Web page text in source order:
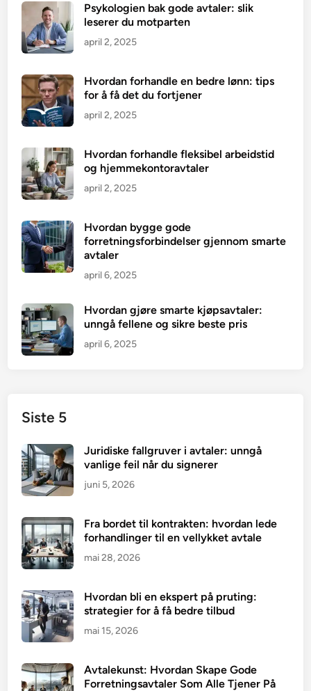
Psykologien bak gode avtaler: slik
leserer du motparten
april 2, 2025
Hvordan forhandle en bedre lønn: tips
for å få det du fortjener
april 2, 2025
Hvordan forhandle fleksibel arbeidstid
og hjemmekontoravtaler
april 2, 2025
Hvordan bygge gode
forretningsforbindelser gjennom smarte
avtaler
april 6, 2025
Hvordan gjøre smarte kjøpsavtaler:
unngå fellene og sikre beste pris
april 6, 2025
Siste 5
Juridiske fallgruver i avtaler: unngå
vanlige feil når du signerer
juni 5, 2026
Fra bordet til kontrakten: hvordan lede
forhandlinger til en vellykket avtale
mai 28, 2026
Hvordan bli en ekspert på pruting:
strategier for å få bedre tilbud
mai 15, 2026
Avtalekunst: Hvordan Skape Gode
Forretningsavtaler Som Alle Tjener På